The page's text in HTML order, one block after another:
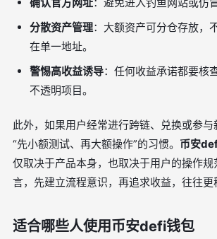
分散资产管理：大额资产可分仓存放，
在单一地址。
警惕高收益诱导：任何收益承诺都要核
不透明项目。
此外，如果用户经常进行跨链、兑换或参
“先小额测试、再大额操作”的习惯。 币安
仅取决于产品本身，也取决于用户的操作
言，先建立流程意识，再追求收益，往往更
适合哪些人使用币安defi钱包